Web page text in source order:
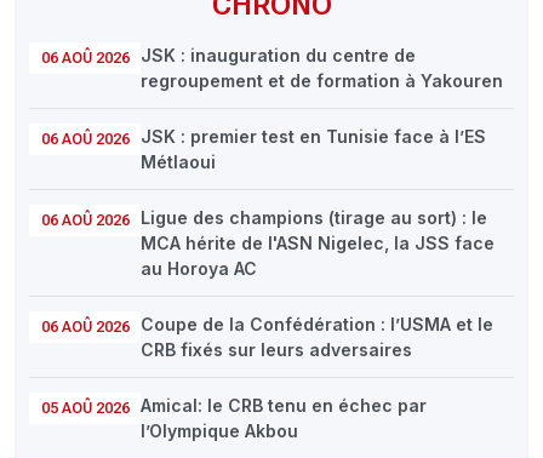
06 AOÛ 2026
JSK : inauguration du centre de
regroupement et de formation à Yakouren
06 AOÛ 2026
JSK : premier test en Tunisie face à l’ES
Métlaoui
06 AOÛ 2026
Ligue des champions (tirage au sort) : le
MCA hérite de l'ASN Nigelec, la JSS face
au Horoya AC
06 AOÛ 2026
Coupe de la Confédération : l’USMA et le
CRB fixés sur leurs adversaires
05 AOÛ 2026
Amical: le CRB tenu en échec par
l’Olympique Akbou